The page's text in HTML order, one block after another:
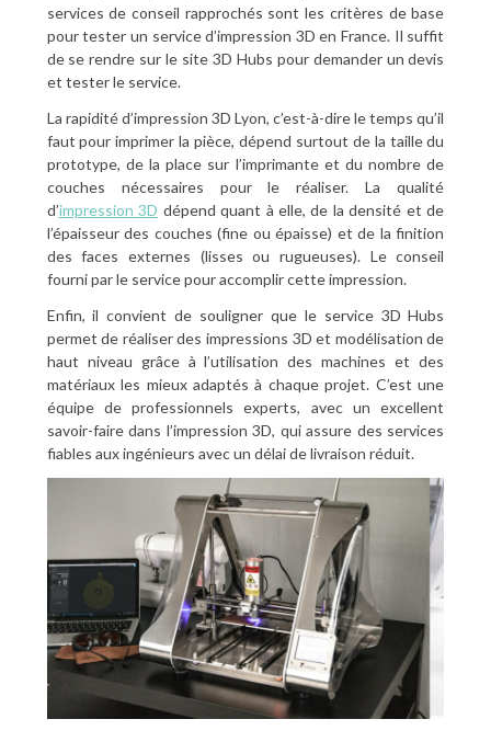
services de conseil rapprochés sont les critères de base
pour tester un service d’impression 3D en France. Il suffit
de se rendre sur le site 3D Hubs pour demander un devis
et tester le service.
La rapidité d’impression 3D Lyon, c’est-à-dire le temps qu’il
faut pour imprimer la pièce, dépend surtout de la taille du
prototype, de la place sur l’imprimante et du nombre de
couches nécessaires pour le réaliser. La qualité
d’impression 3D dépend quant à elle, de la densité et de
l’épaisseur des couches (fine ou épaisse) et de la finition
des faces externes (lisses ou rugueuses). Le conseil
fourni par le service pour accomplir cette impression.
Enfin, il convient de souligner que le service 3D Hubs
permet de réaliser des impressions 3D et modélisation de
haut niveau grâce à l’utilisation des machines et des
matériaux les mieux adaptés à chaque projet. C’est une
équipe de professionnels experts, avec un excellent
savoir-faire dans l’impression 3D, qui assure des services
fiables aux ingénieurs avec un délai de livraison réduit.